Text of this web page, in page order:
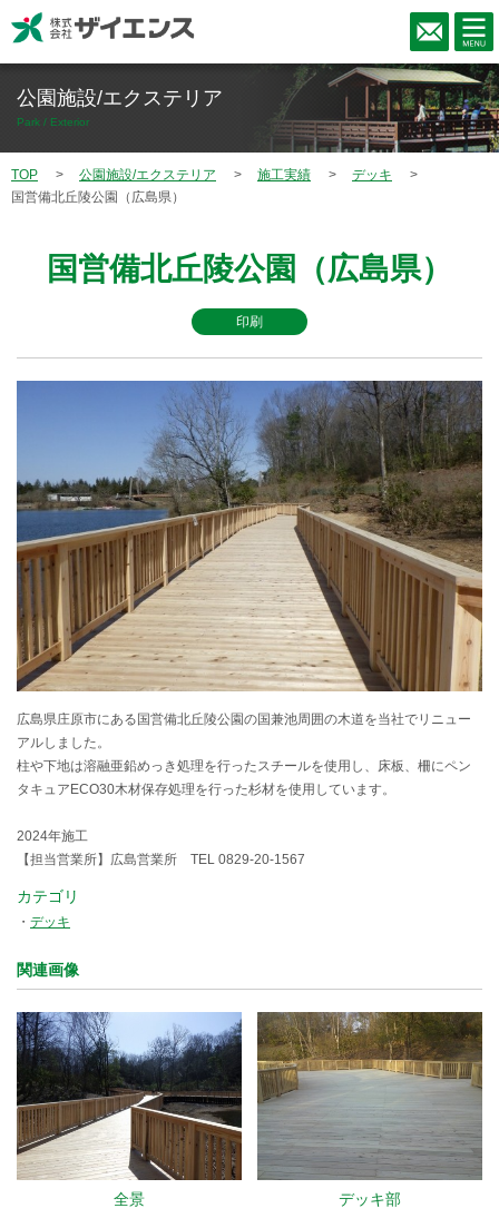
公園施設/エクステリア
Park / Exterior
TOP 公園施設/エクステリア 施工実績
デッキ
国営備北丘陵公園（広島県）
国営備北丘陵公園（広島県）
印刷
広島県庄原市にある国営備北丘陵公園の国兼池周囲の木道を当社でリニュー
アルしました。
柱や下地は溶融亜鉛めっき処理を行ったスチールを使用し、床板、柵にペン
タキュアECO30木材保存処理を行った杉材を使用しています。
2024年施工
【担当営業所】広島営業所 TEL 0829-20-1567
カテゴリ
デッキ
関連画像
全景 デッキ部